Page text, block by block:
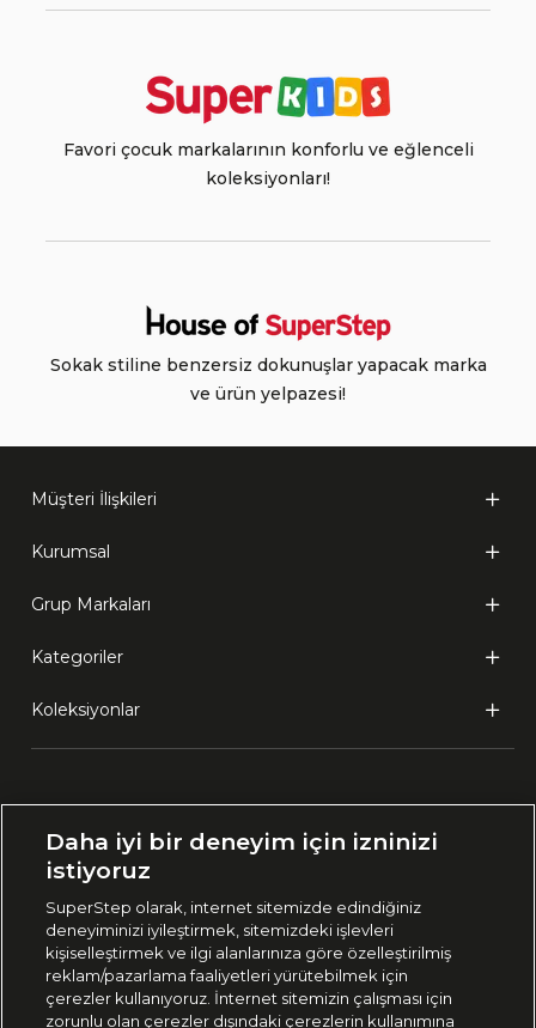
Favori çocuk markalarının konforlu ve eğlenceli
koleksiyonları!
Sokak stiline benzersiz dokunuşlar yapacak marka
ve ürün yelpazesi!
Müşteri İlişkileri
Kurumsal
Grup Markaları
Kategoriler
Koleksiyonlar
🇹🇷 Türkiye
444 37 36
Daha iyi bir deneyim için izninizi
istiyoruz
SuperStep olarak, internet sitemizde edindiğiniz
deneyiminizi iyileştirmek, sitemizdeki işlevleri
kişiselleştirmek ve ilgi alanlarınıza göre özelleştirilmiş
reklam/pazarlama faaliyetleri yürütebilmek için
çerezler kullanıyoruz. İnternet sitemizin çalışması için
zorunlu olan çerezler dışındaki çerezlerin kullanımına